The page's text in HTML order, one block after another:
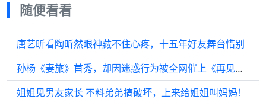
随便看看
唐艺昕看陶昕然眼神藏不住心疼，十五年好友舞台惜别
孙杨《妻旅》首秀，却因迷惑行为被全网催上《再见爱人》，好笑又心酸
姐姐见男友家长 不料弟弟搞破坏，上来给姐姐叫妈妈！